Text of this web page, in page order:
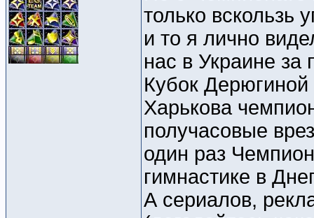
только вскользь
и то я лично
нас в Украине за
Кубок
Харькова
получасовые
один раз
гимнастике в
А сериалов,